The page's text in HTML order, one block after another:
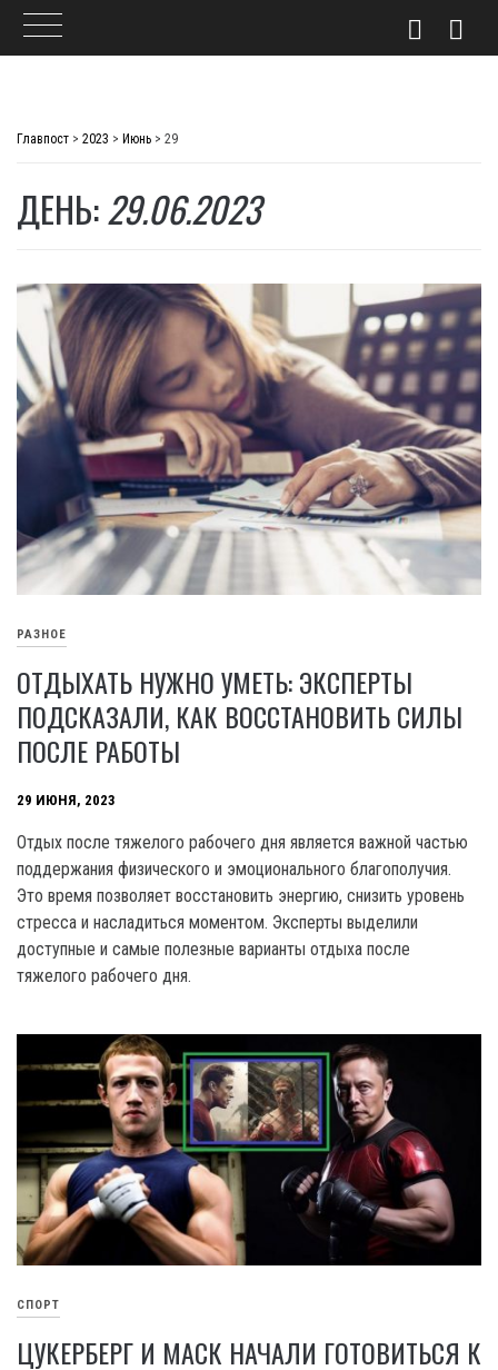
Главпост > 2023 > Июнь > 29
ДЕНЬ:29.06.2023
РАЗНОЕ
ОТДЫХАТЬ НУЖНО УМЕТЬ: ЭКСПЕРТЫ
ПОДСКАЗАЛИ, КАК ВОССТАНОВИТЬ СИЛЫ
ПОСЛЕ РАБОТЫ
29 ИЮНЯ, 2023
Отдых после тяжелого рабочего дня является важной частью
поддержания физического и эмоционального благополучия.
Это время позволяет восстановить энергию, снизить уровень
стресса и насладиться моментом. Эксперты выделили
доступные и самые полезные варианты отдыха после
тяжелого рабочего дня.
СПОРТ
ЦУКЕРБЕРГ И МАСК НАЧАЛИ ГОТОВИТЬСЯ К